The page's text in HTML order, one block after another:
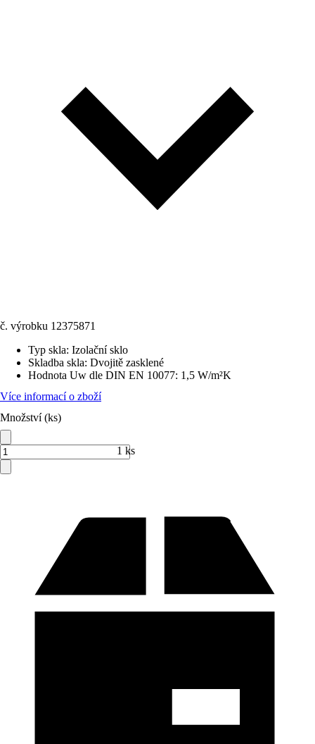
č. výrobku 12375871
Typ skla: Izolační sklo
Skladba skla: Dvojitě zasklené
Hodnota Uw dle DIN EN 10077: 1,5 W/m²K
Více informací o zboží
Množství (ks)
1 ks